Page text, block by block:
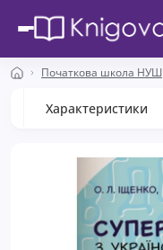
Початкова школа НУШ
Характеристики